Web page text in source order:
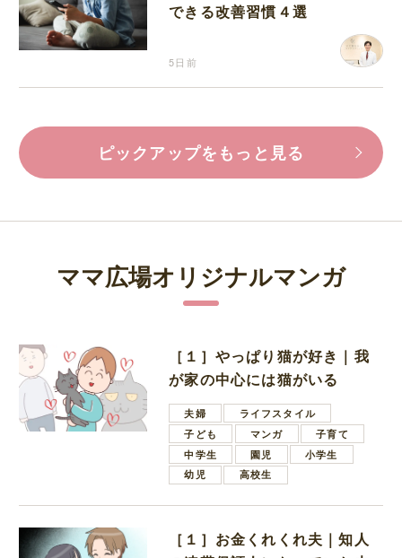
できる改善習慣４選
5日前
ピックアップをもっと見る
ママ広場オリジナルマンガ
［１］やっぱり猫が好き｜我
が家の中心には猫がいる
夫婦
ライフスタイル
子ども
マンガ
子育て
中学生
園児
小学生
幼児
高校生
［１］お金くれくれ夫｜知人